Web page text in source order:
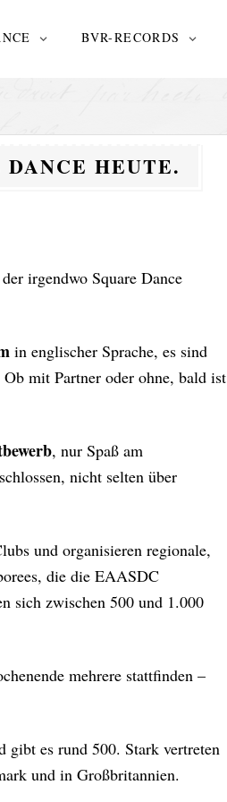
BVR-RECORDS
HEUTE.
irgendwo Square Dance
in englischer Sprache, es sind
mit Partner oder ohne, bald ist
, nur Spaß am
nicht selten über
und organisieren regionale,
die die EAASDC
sich zwischen 500 und 1.000
mehrere stattfinden –
gibt es rund 500. Stark vertreten
und in Großbritannien.